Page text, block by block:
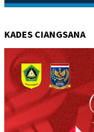
KADES CIANGSANA